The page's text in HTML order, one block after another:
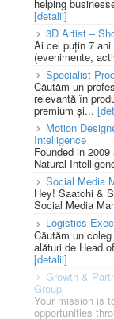
helping
[detalii]
3D Artist –
Ai cel puțin 7
(evenimente,
Specialist
Căutăm un
relevantă în
premium și...
Motion
Intelligence
Founded in
Natural
Social Media
Hey! Saatchi &
Social Media
Logistics
Căutăm un
alături de Head
[detalii]
Growth &
Group
Your mission is
opportunities